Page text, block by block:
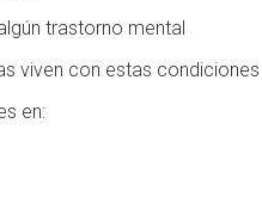
trastorno mental
viven con estas condiciones
en: